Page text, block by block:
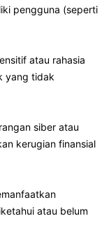
pengguna (seperti
atau rahasia
yang tidak
siber atau
kerugian finansial
atau belum